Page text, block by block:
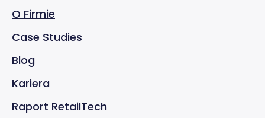
O Firmie
Case Studies
Blog
Kariera
Raport RetailTech